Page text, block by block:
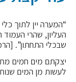
“המערה יין לתוך
העליון, שהרי העמוד
שבכלי התחתון”.
יצקתם מים חמים
לעשות מן המים